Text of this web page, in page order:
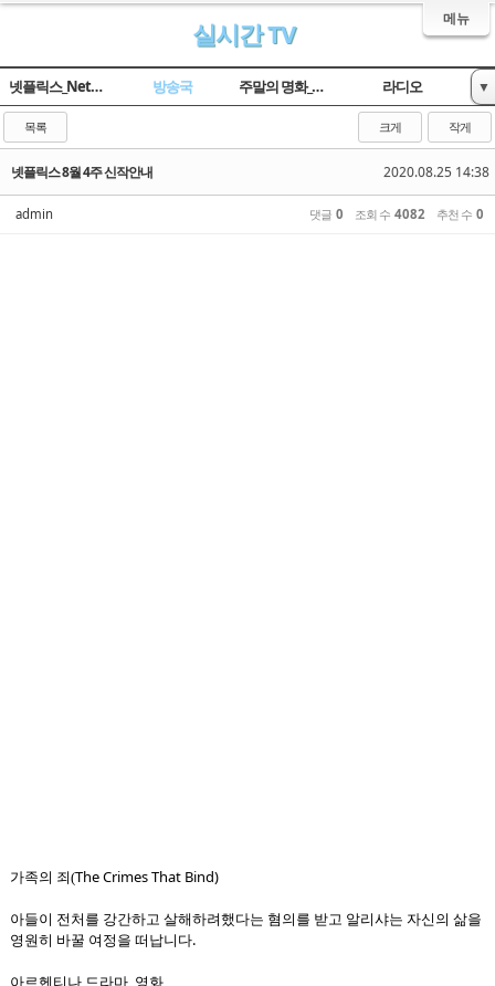
메뉴
실시간 TV
넷플릭스_Netflix 방송국 주말의 명화_옛날TV 라디오 ▼
목록 크게 작게
2020.08.25 14:38
넷플릭스 8월 4주 신작안내
admin 댓글 0 조회 수 4082 추천 수 0
가족의 죄(The Crimes That Bind)
아들이 전처를 강간하고 살해하려했다는 혐의를 받고 알리샤는 자신의 삶을
영원히 바꿀 여정을 떠납니다.
아르헨티나 드라마, 영화